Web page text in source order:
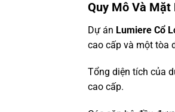
Quy Mô Và Mặt
Dự án Lumiere Cổ
cao cấp và một tòa
Tổng diện tích của
cao cấp.